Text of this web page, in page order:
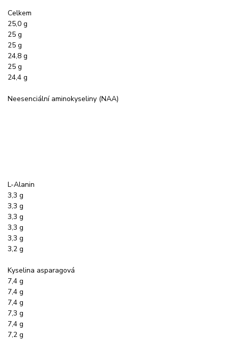
Celkem
25,0 g
25 g
25 g
24,8 g
25 g
24,4 g
Neesenciální aminokyseliny (NAA)
L-Alanin
3,3 g
3,3 g
3,3 g
3,3 g
3,3 g
3,2 g
Kyselina asparagová
7,4 g
7,4 g
7,4 g
7,3 g
7,4 g
7,2 g